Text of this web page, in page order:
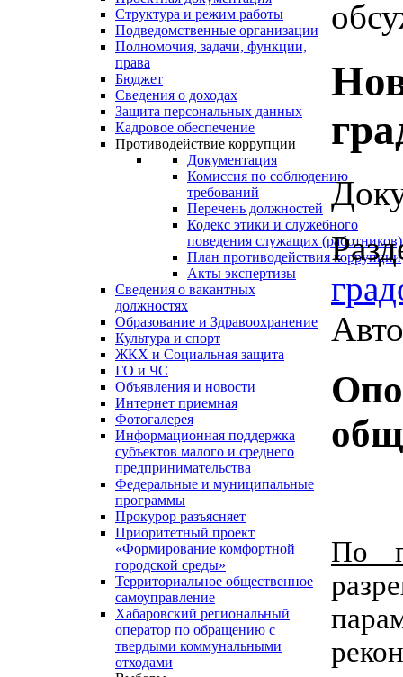
Структура и режим работы
Подведомственные организации
Полномочия, задачи, функции,
права
Бюджет
Сведения о доходах
Защита персональных данных
Кадровое обеспечение
Противодействие коррупции
Документация
Комиссия по соблюдению
требований
Перечень должностей
Кодекс этики и служебного
поведения служащих (работников)
План противодействия коррупции
Акты экспертизы
Сведения о вакантных
должностях
Образование и Здравоохранение
Культура и спорт
ЖКХ и Социальная защита
ГО и ЧС
Объявления и новости
Интернет приемная
Фотогалерея
Информационная поддержка
субъектов малого и среднего
предпринимательства
Федеральные и муниципальные
программы
Прокурор разъясняет
Приоритетный проект
«Формирование комфортной
городской среды»
Территориальное общественное
самоуправление
Хабаровский региональный
оператор по обращению с
твердыми коммунальными
отходами
По